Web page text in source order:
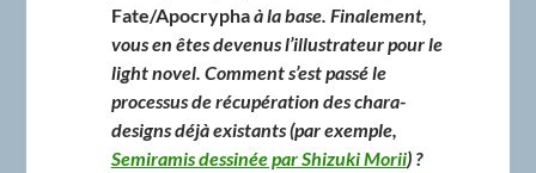
Fate/Apocryphaà la base. Finalement,
vous en êtes devenus l’illustrateur pour le
light novel. Comment s’est passé le
processus de récupération des chara-
designs déjà existants (par exemple,
Semiramis dessinée par Shizuki Morii) ?